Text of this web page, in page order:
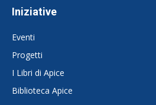
Iniziative
Eventi
Progetti
I Libri di Apice
Biblioteca Apice